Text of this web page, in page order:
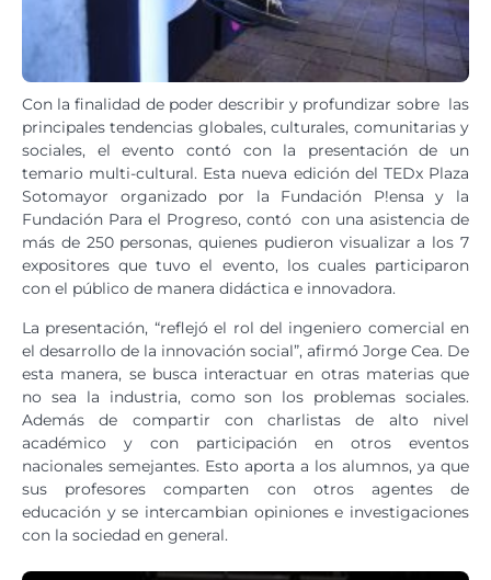
Con la finalidad de poder describir y profundizar sobre las
principales tendencias globales, culturales, comunitarias y
sociales, el evento contó con la presentación de un
temario multi-cultural. Esta nueva edición del TEDx Plaza
Sotomayor organizado por la Fundación P!ensa y la
Fundación Para el Progreso, contó con una asistencia de
más de 250 personas, quienes pudieron visualizar a los 7
expositores que tuvo el evento, los cuales participaron
con el público de manera didáctica e innovadora.
La presentación, “reflejó el rol del ingeniero comercial en
el desarrollo de la innovación social”, afirmó Jorge Cea. De
esta manera, se busca interactuar en otras materias que
no sea la industria, como son los problemas sociales.
Además de compartir con charlistas de alto nivel
académico y con participación en otros eventos
nacionales semejantes. Esto aporta a los alumnos, ya que
sus profesores comparten con otros agentes de
educación y se intercambian opiniones e investigaciones
con la sociedad en general.